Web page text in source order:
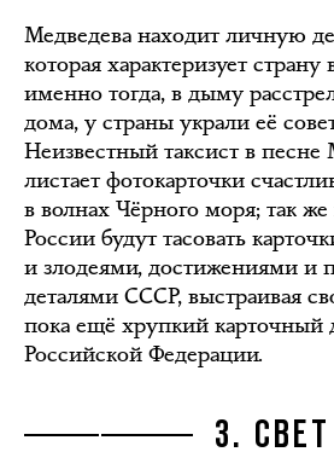
Медведева находит личную
которая характеризует
именно тогда, в дыму
дома, у страны украли её
Неизвестный таксист в песне
листает фотокарточки
в волнах Чёрного моря; так
России будут тасовать
и злодеями, достижениями и
деталями СССР, выстраивая
пока ещё хрупкий карточный
Российской Федерации.
3. СВЕТ